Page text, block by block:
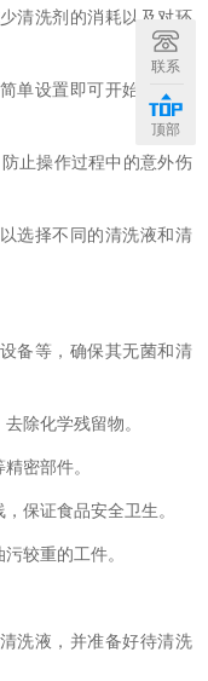
清洗剂的消耗以及对环
设置即可开始清洗过
止操作过程中的意外伤
选择不同的清洗液和清
备等，确保其无菌和清
除化学残留物。
密部件。
保证食品安全卫生。
较重的工件。
洗液，并准备好待清洗
联系
顶部